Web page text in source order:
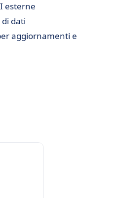
esterne
dati
aggiornamenti e